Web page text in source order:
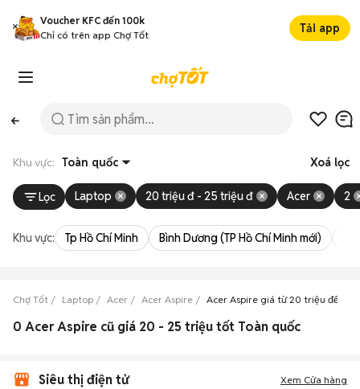
Voucher KFC đến 100k
Chỉ có trên app Chợ Tốt
Tải app
Khu vực: Toàn quốc Xoá lọc
Lọc Laptop 20 triệu đ - 25 triệu đ Acer 2
Khu vực: Tp Hồ Chí Minh Bình Dương (TP Hồ Chí Minh mới)
Chợ Tốt Laptop Acer Acer Aspire Acer Aspire giá từ 20 triệu đến
0 Acer Aspire cũ giá 20 - 25 triệu tốt Toàn quốc
Siêu thị điện tử Xem Cửa hàng